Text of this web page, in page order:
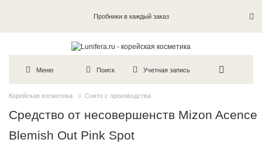
Пробники в каждый заказ
Меню Поиск Учетная запись
Корейская косметика Снято с производства
Средство от несовершенств Mizon Acence
Blemish Out Pink Spot